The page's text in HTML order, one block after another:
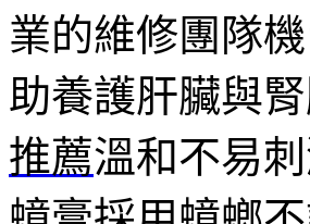
業的維修團隊
助養護肝臟與
推薦溫和不易